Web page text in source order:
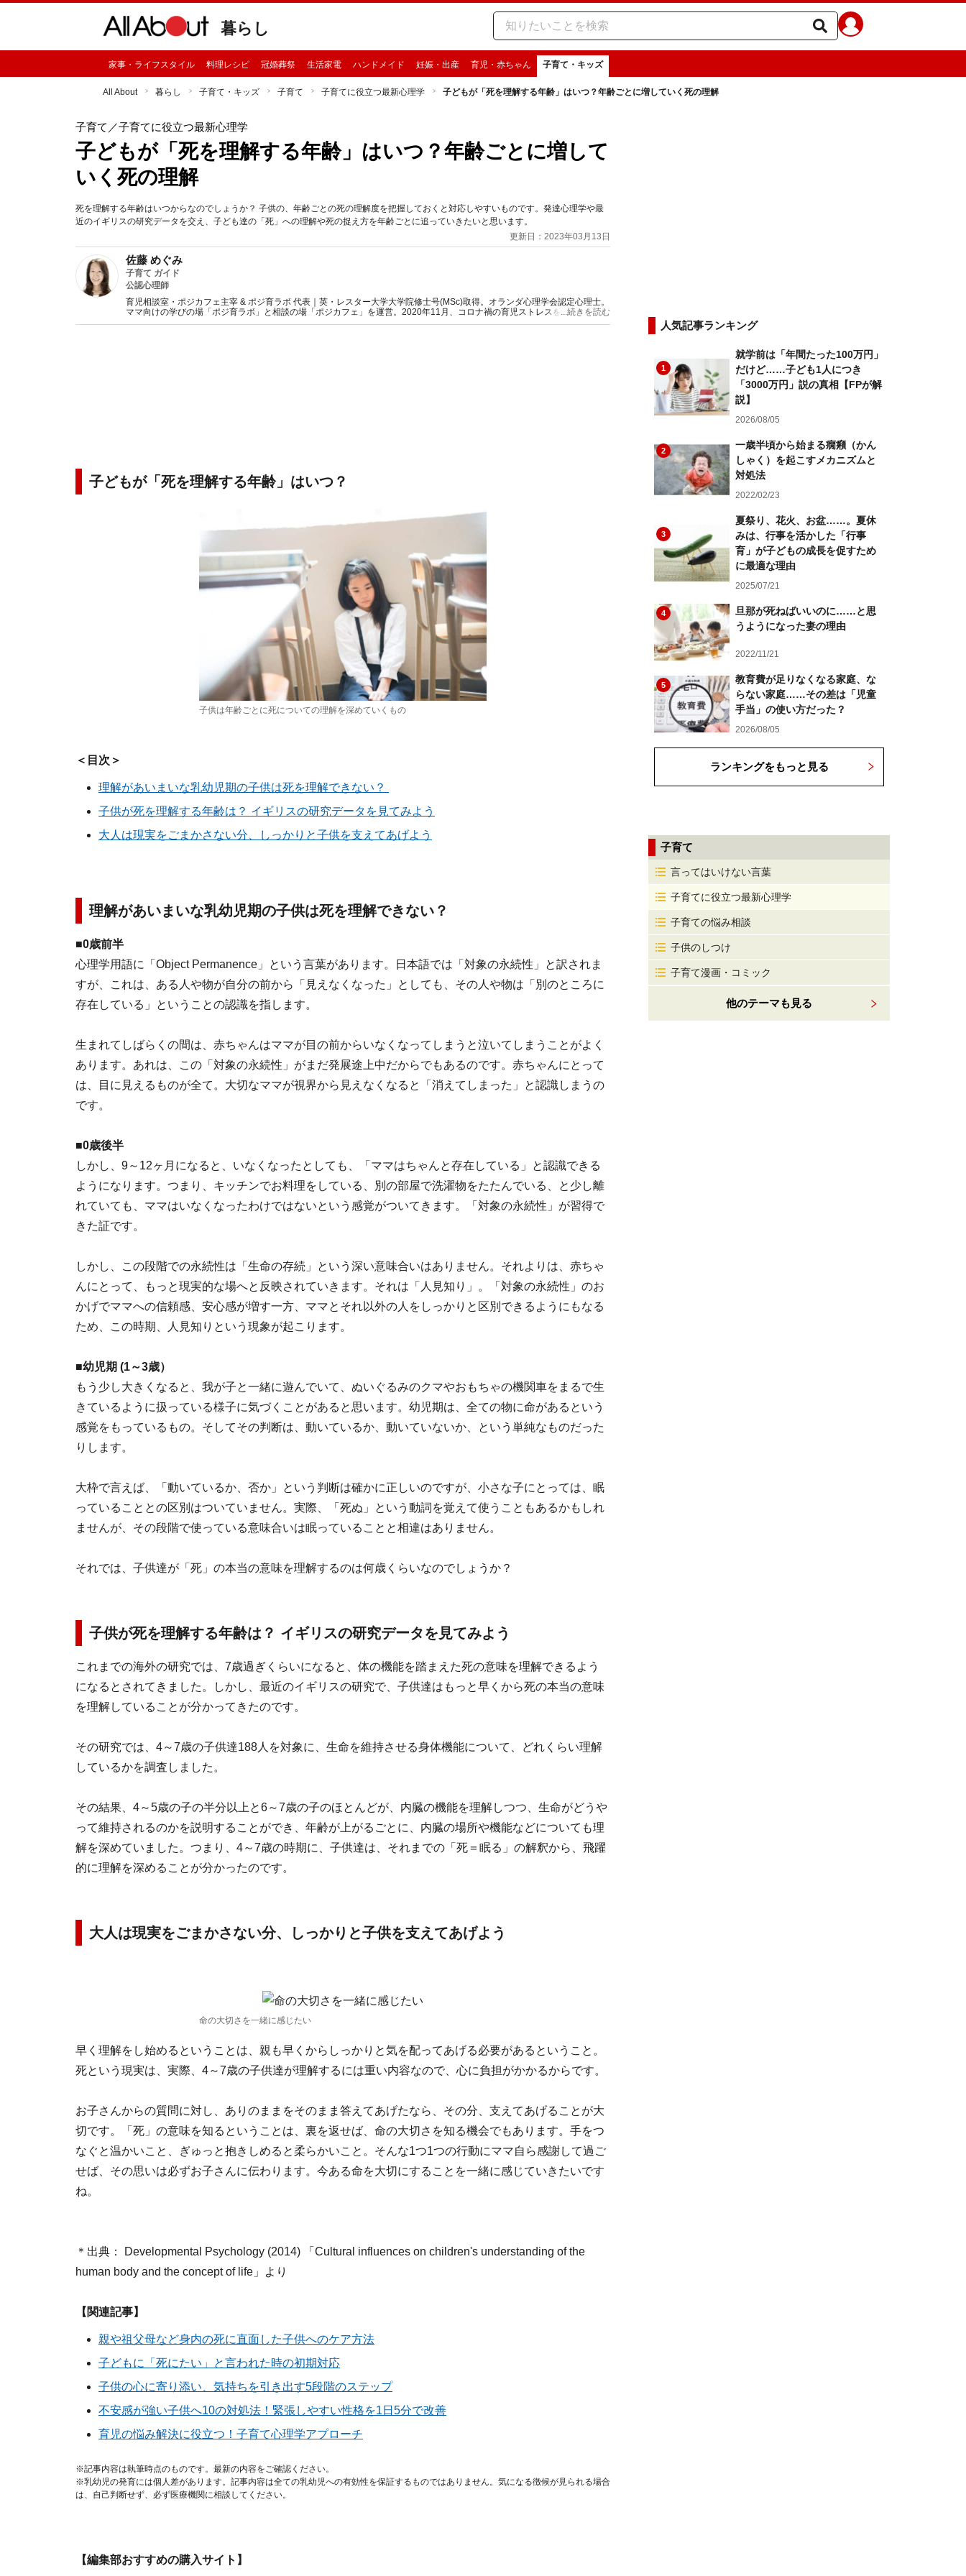
暮らし
家事・ライフスタイル 料理レシピ 冠婚葬祭 生活家電 ハンドメイド 妊娠・出産 育児・赤ちゃん 子育て・キッズ
All About 暮らし 子育て・キッズ 子育て 子育てに役立つ最新心理学 子どもが「死を理解する年齢」はいつ？年齢ごとに増していく死の理解
子育て ／子育てに役立つ最新心理学
子どもが「死を理解する年齢」はいつ？年齢ごとに増して
いく死の理解
死を理解する年齢はいつからなのでしょうか？ 子供の、年齢ごとの死の理解度を把握しておくと対応しやすいものです。発達心理学や最
近のイギリスの研究データを交え、子ども達の「死」への理解や死の捉え方を年齢ごとに追っていきたいと思います。
更新日：2023年03月13日
佐藤 めぐみ
子育て ガイド
公認心理師
育児相談室・ポジカフェ主宰 & ポジ育ラボ 代表｜英・レスター大学大学院修士号(MSc)取得。オランダ心理学会認定心理士。
ママ向けの学びの場「ポジ育ラボ」と相談の場「ポジカフェ」を運営。2020年11月、コロナ禍の育児ストレスを懸念し、マ
マが自分の心のケアを学べる「ポジ育クラブ」をスタート。現在、会員募集中です！
...続きを読む
子どもが「死を理解する年齢」はいつ？
子供は年齢ごとに死についての理解を深めていくもの
＜目次＞
理解があいまいな乳幼児期の子供は死を理解できない？
子供が死を理解する年齢は？ イギリスの研究データを見てみよう
大人は現実をごまかさない分、しっかりと子供を支えてあげよう
理解があいまいな乳幼児期の子供は死を理解できない？
■0歳前半
心理学用語に「Object Permanence」という言葉があります。日本語では「対象の永続性」と訳されま
すが、これは、ある人や物が自分の前から「見えなくなった」としても、その人や物は「別のところに
存在している」ということの認識を指します。
生まれてしばらくの間は、赤ちゃんはママが目の前からいなくなってしまうと泣いてしまうことがよく
あります。あれは、この「対象の永続性」がまだ発展途上中だからでもあるのです。赤ちゃんにとって
は、目に見えるものが全て。大切なママが視界から見えなくなると「消えてしまった」と認識しまうの
です。
■0歳後半
しかし、9～12ヶ月になると、いなくなったとしても、「ママはちゃんと存在している」と認識できる
ようになります。つまり、キッチンでお料理をしている、別の部屋で洗濯物をたたんでいる、と少し離
れていても、ママはいなくなったわけではないという感覚がついてきます。「対象の永続性」が習得で
きた証です。
しかし、この段階での永続性は「生命の存続」という深い意味合いはありません。それよりは、赤ちゃ
んにとって、もっと現実的な場へと反映されていきます。それは「人見知り」。「対象の永続性」のお
かげでママへの信頼感、安心感が増す一方、ママとそれ以外の人をしっかりと区別できるようにもなる
ため、この時期、人見知りという現象が起こります。
■幼児期 (1～3歳）
もう少し大きくなると、我が子と一緒に遊んでいて、ぬいぐるみのクマやおもちゃの機関車をまるで生
きているように扱っている様子に気づくことがあると思います。幼児期は、全ての物に命があるという
感覚をもっているもの。そしてその判断は、動いているか、動いていないか、という単純なものだった
りします。
大枠で言えば、「動いているか、否か」という判断は確かに正しいのですが、小さな子にとっては、眠
っていることとの区別はついていません。実際、「死ぬ」という動詞を覚えて使うこともあるかもしれ
ませんが、その段階で使っている意味合いは眠っていることと相違はありません。
それでは、子供達が「死」の本当の意味を理解するのは何歳くらいなのでしょうか？
子供が死を理解する年齢は？ イギリスの研究データを見てみよう
これまでの海外の研究では、7歳過ぎくらいになると、体の機能を踏まえた死の意味を理解できるよう
になるとされてきました。しかし、最近のイギリスの研究で、子供達はもっと早くから死の本当の意味
を理解していることが分かってきたのです。
その研究では、4～7歳の子供達188人を対象に、生命を維持させる身体機能について、どれくらい理解
しているかを調査しました。
その結果、4～5歳の子の半分以上と6～7歳の子のほとんどが、内臓の機能を理解しつつ、生命がどうや
って維持されるのかを説明することができ、年齢が上がるごとに、内臓の場所や機能などについても理
解を深めていました。つまり、4～7歳の時期に、子供達は、それまでの「死＝眠る」の解釈から、飛躍
的に理解を深めることが分かったのです。
大人は現実をごまかさない分、しっかりと子供を支えてあげよう
命の大切さを一緒に感じたい
早く理解をし始めるということは、親も早くからしっかりと気を配ってあげる必要があるということ。
死という現実は、実際、4～7歳の子供達が理解するには重い内容なので、心に負担がかかるからです。
お子さんからの質問に対し、ありのままをそのまま答えてあげたなら、その分、支えてあげることが大
切です。「死」の意味を知るということは、裏を返せば、命の大切さを知る機会でもあります。手をつ
なぐと温かいこと、ぎゅっと抱きしめると柔らかいこと。そんな1つ1つの行動にママ自ら感謝して過ご
せば、その思いは必ずお子さんに伝わります。今ある命を大切にすることを一緒に感じていきたいです
ね。
＊出典： Developmental Psychology (2014) 「Cultural influences on children's understanding of the
human body and the concept of life」より
【関連記事】
親や祖父母など身内の死に直面した子供へのケア方法
子どもに「死にたい」と言われた時の初期対応
子供の心に寄り添い、気持ちを引き出す5段階のステップ
不安感が強い子供へ10の対処法！緊張しやすい性格を1日5分で改善
育児の悩み解決に役立つ！子育て心理学アプローチ
※記事内容は執筆時点のものです。最新の内容をご確認ください。
※乳幼児の発育には個人差があります。記事内容は全ての乳幼児への有効性を保証するものではありません。気になる徴候が見られる場合
は、自己判断せず、必ず医療機関に相談してください。
【編集部おすすめの購入サイト】
人気記事ランキング
1
就学前は「年間たった100万円」
だけど……子ども1人につき
「3000万円」説の真相【FPが解
説】
2026/08/05
2
一歳半頃から始まる癇癪（かん
しゃく）を起こすメカニズムと
対処法
2022/02/23
3
夏祭り、花火、お盆……。夏休
みは、行事を活かした「行事
育」が子どもの成長を促すため
に最適な理由
2025/07/21
4
旦那が死ねばいいのに……と思
うようになった妻の理由
2022/11/21
5
教育費が足りなくなる家庭、な
らない家庭……その差は「児童
手当」の使い方だった？
2026/08/05
ランキングをもっと見る
子育て
言ってはいけない言葉
子育てに役立つ最新心理学
子育ての悩み相談
子供のしつけ
子育て漫画・コミック
他のテーマも見る